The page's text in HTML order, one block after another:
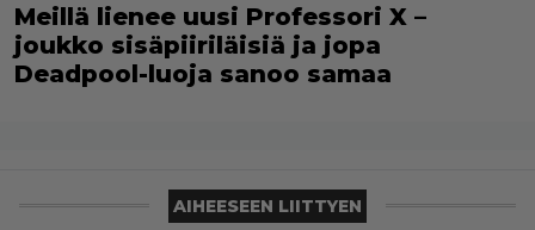
Meillä lienee uusi Professori X –
joukko sisäpiiriläisiä ja jopa
Deadpool-luoja sanoo samaa
AIHEESEEN LIITTYEN